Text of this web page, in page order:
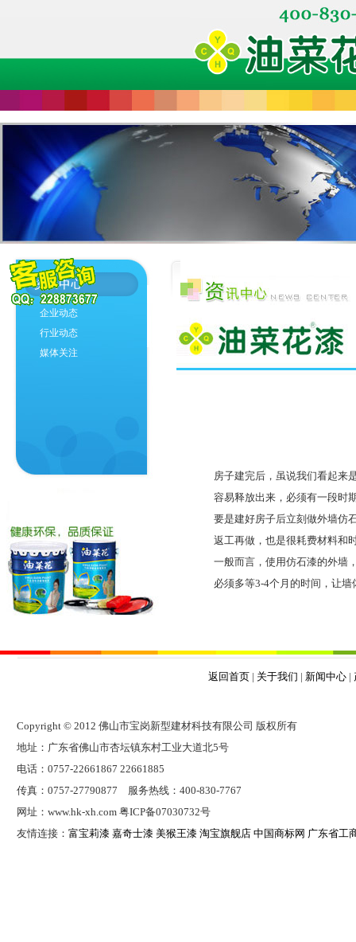
企业动态
行业动态
媒体关注
房子建完后，虽说我们看起来
容易释放出来，必须有一段时
要是建好房子后立刻做外墙仿
返工再做，也是很耗费材料和
一般而言，使用仿石漆的外墙
必须多等3-4个月的时间，让墙
返回首页 | 关于我们 | 新闻中心 |
Copyright © 2012 佛山市宝岗新型建材科技有限公司 版权所有
地址：广东省佛山市杏坛镇东村工业大道北5号
电话：0757-22661867 22661885
传真：0757-27790877 服务热线：400-830-7767
网址：www.hk-xh.com 粤ICP备07030732号
友情连接： 富宝莉漆 嘉奇士漆 美猴王漆 淘宝旗舰店 中国商标网 广东省工